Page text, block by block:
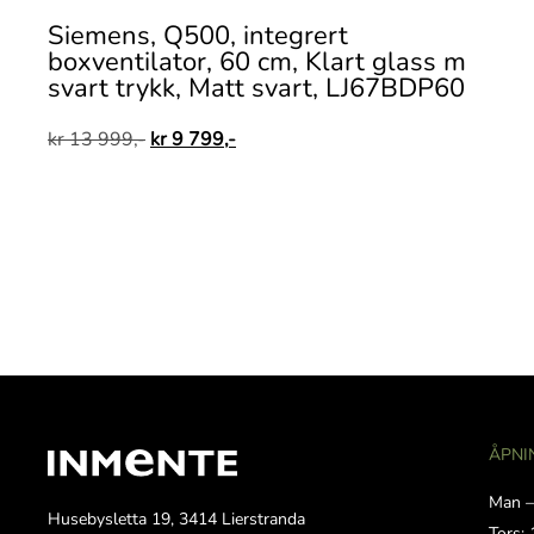
Siemens, Q500, integrert
boxventilator, 60 cm, Klart glass m
svart trykk, Matt svart, LJ67BDP60
kr13 999,- kr9 799,-
Husebysletta 19, 3414 Lierstranda
Man